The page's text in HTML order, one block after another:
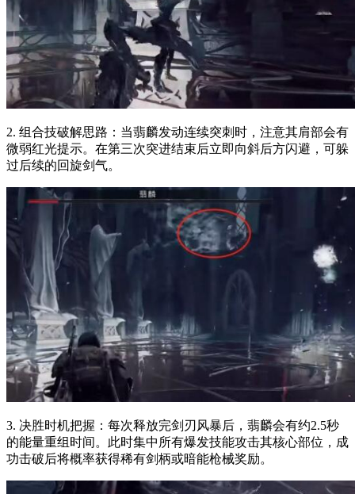
2. 组合技破解思路：当翡麟发动连续突刺时，注意其肩部会有
微弱红光提示。在第三次突进结束后立即向斜后方闪避，可躲
过后续的回旋剑气。
3. 决胜时机把握：每次释放完剑刃风暴后，翡麟会有约2.5秒
的能量重组时间。此时集中所有爆发技能攻击其核心部位，成
功击破后将概率获得稀有剑柄或暗能枪械奖励。